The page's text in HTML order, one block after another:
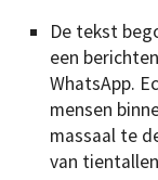
De tekst
een
WhatsApp.
mensen
massaal te
van